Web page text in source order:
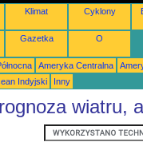
Klimat Cyklony
Gazetka O
Ameryka Centralna
Indyjski Inny
wiatru,